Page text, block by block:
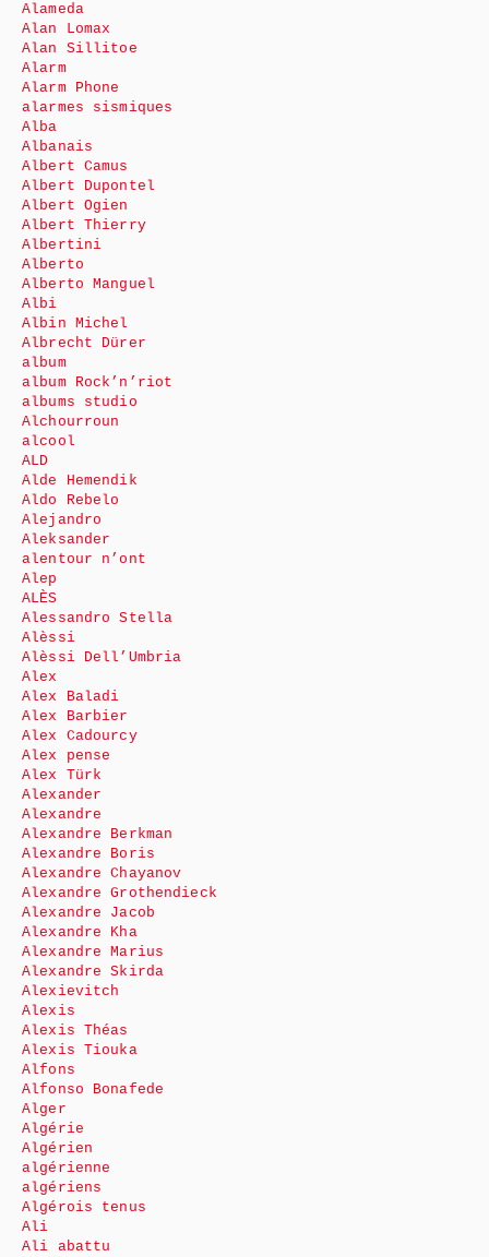
Alameda
Alan Lomax
Alan Sillitoe
Alarm
Alarm Phone
alarmes sismiques
Alba
Albanais
Albert Camus
Albert Dupontel
Albert Ogien
Albert Thierry
Albertini
Alberto
Alberto Manguel
Albi
Albin Michel
Albrecht Dürer
album
album Rock’n’riot
albums studio
Alchourroun
alcool
ALD
Alde Hemendik
Aldo Rebelo
Alejandro
Aleksander
alentour n’ont
Alep
ALÈS
Alessandro Stella
Alèssi
Alèssi Dell’Umbria
Alex
Alex Baladi
Alex Barbier
Alex Cadourcy
Alex pense
Alex Türk
Alexander
Alexandre
Alexandre Berkman
Alexandre Boris
Alexandre Chayanov
Alexandre Grothendieck
Alexandre Jacob
Alexandre Kha
Alexandre Marius
Alexandre Skirda
Alexievitch
Alexis
Alexis Théas
Alexis Tiouka
Alfons
Alfonso Bonafede
Alger
Algérie
Algérien
algérienne
algériens
Algérois tenus
Ali
Ali abattu